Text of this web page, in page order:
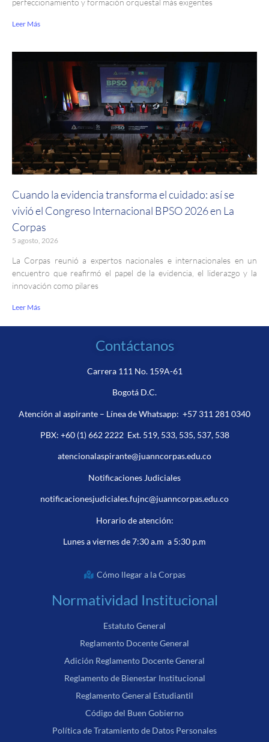
Leer Más
Cuando la evidencia transforma el cuidado: así se
vivió el Congreso Internacional BPSO 2026 en La
Corpas
5 agosto, 2026
La Corpas reunió a expertos nacionales e internacionales en un
encuentro que reafirmó el papel de la evidencia, el liderazgo y la
innovación como pilares
Leer Más
Contáctanos
Carrera 111 No. 159A-61
Bogotá D.C.
Atención al aspirante – Línea de Whatsapp: +57 311 281 0340
PBX: +60 (1) 662 2222Ext. 519, 533, 535, 537, 538
atencionalaspirante@juanncorpas.edu.co
Notificaciones Judiciales
notificacionesjudiciales.fujnc@juanncorpas.edu.co
Horario de atención:
Lunes a viernes de 7:30 a.m a 5:30 p.m
Cómo llegar a la Corpas
Normatividad Institucional
Estatuto General
Reglamento Docente General
Adición Reglamento Docente General
Reglamento de Bienestar Institucional
Reglamento General Estudiantil
Código del Buen Gobierno
Política de Tratamiento de Datos Personales